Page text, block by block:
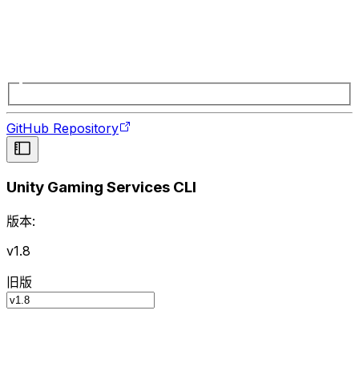
GitHub Repository
Unity Gaming Services CLI
版本:
v1.8
旧版